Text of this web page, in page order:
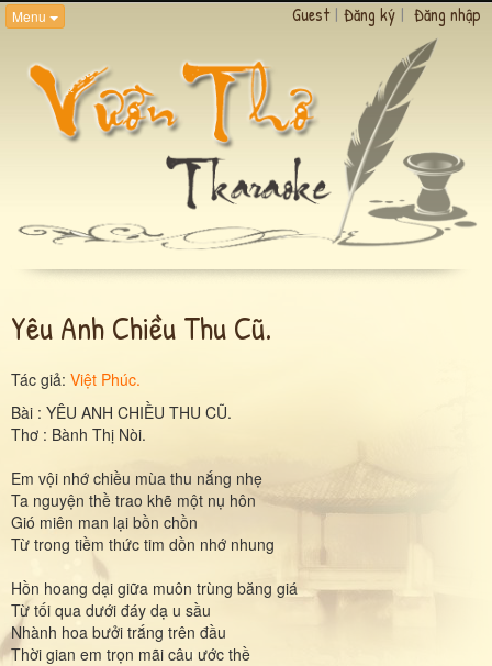
Menu Guest | Đăng ký | Đăng nhập
Yêu Anh Chiều Thu Cũ.
Tác giả: Việt Phúc.
Bài : YÊU ANH CHIỀU THU CŨ.
Thơ : Bành Thị Nòi.
Em vội nhớ chiều mùa thu nắng nhẹ
Ta nguyện thề trao khẽ một nụ hôn
Gió miên man lại bồn chồn
Từ trong tiềm thức tim dồn nhớ nhung
Hồn hoang dại giữa muôn trùng băng giá
Từ tối qua dưới đáy dạ u sầu
Nhành hoa bưởi trắng trên đầu
Thời gian em trọn mãi câu ước thề